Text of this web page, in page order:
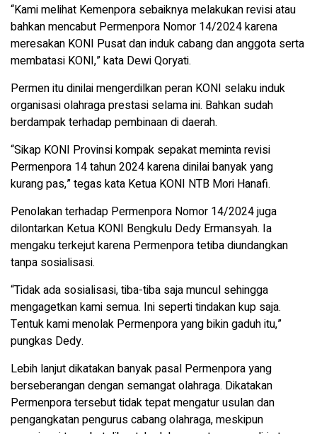
“Kami melihat Kemenpora sebaiknya melakukan revisi atau
bahkan mencabut Permenpora Nomor 14/2024 karena
meresakan KONI Pusat dan induk cabang dan anggota serta
membatasi KONI,” kata Dewi Qoryati.
Permen itu dinilai mengerdilkan peran KONI selaku induk
organisasi olahraga prestasi selama ini. Bahkan sudah
berdampak terhadap pembinaan di daerah.
“Sikap KONI Provinsi kompak sepakat meminta revisi
Permenpora 14 tahun 2024 karena dinilai banyak yang
kurang pas,” tegas kata Ketua KONI NTB Mori Hanafi.
Penolakan terhadap Permenpora Nomor 14/2024 juga
dilontarkan Ketua KONI Bengkulu Dedy Ermansyah. Ia
mengaku terkejut karena Permenpora tetiba diundangkan
tanpa sosialisasi.
“Tidak ada sosialisasi, tiba-tiba saja muncul sehingga
mengagetkan kami semua. Ini seperti tindakan kup saja.
Tentuk kami menolak Permenpora yang bikin gaduh itu,”
pungkas Dedy.
Lebih lanjut dikatakan banyak pasal Permenpora yang
berseberangan dengan semangat olahraga. Dikatakan
Permenpora tersebut tidak tepat mengatur usulan dan
pengangkatan pengurus cabang olahraga, meskipun